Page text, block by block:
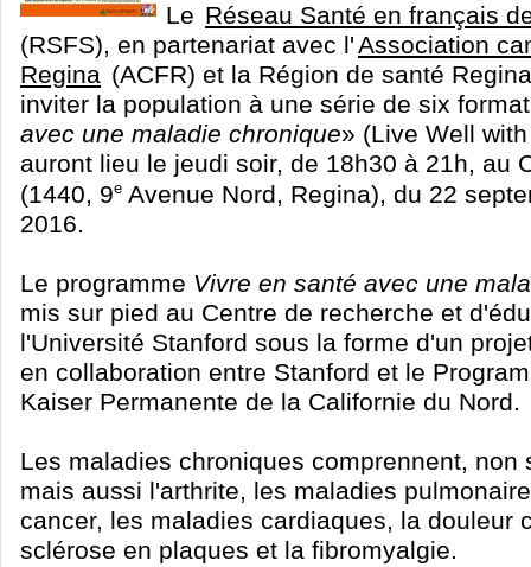
Le Réseau Santé en français
(RSFS), en partenariat avec l'Association
Regina (ACFR) et la Région de santé
inviter la population à une série de six
avec une maladie chronique» (Live Well
auront lieu le jeudi soir, de 18h30 à 21h, au
(1440, 9e Avenue Nord, Regina), du 22
2016.
Le programme Vivre en santé avec une
mis sur pied au Centre de recherche et
l'Université Stanford sous la forme d'un
en collaboration entre Stanford et le
Kaiser Permanente de la Californie du Nord.
Les maladies chroniques comprennent, non
mais aussi l'arthrite, les maladies
cancer, les maladies cardiaques, la douleur
sclérose en plaques et la fibromyalgie.